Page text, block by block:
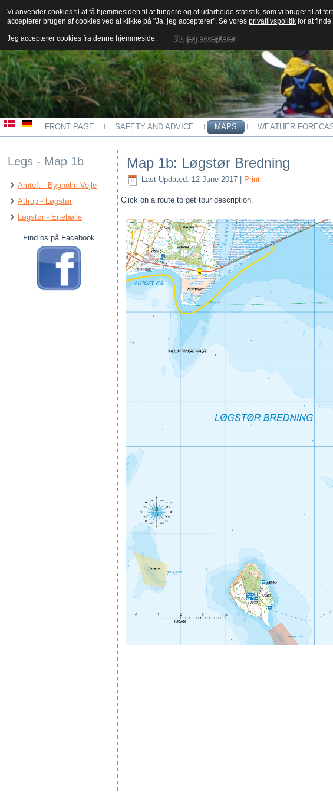
Kajakkort - Limfjord
FRONT PAGE SAFETY AND ADVICE MAPS WEATHER
Legs - Map 1b
Amtoft - Bygholm Vejle
Attrup - Løgstør
Løgstør - Ertebølle
Find os på Facebook
Map 1b: Løgstør Bredning
Last Updated: 12 June 2017 Print
Click on a route to get tour description.
Vi anvender cookies til at få hjemmesiden til at fungere og at udarbejde statistik, som vi bruger til at
accepterer brugen af cookies ved at klikke på "Ja, jeg accepterer". Se vores privatlivspolitik for at
Jeg accepterer cookies fra denne hjemmeside. Ja, jeg accepterer